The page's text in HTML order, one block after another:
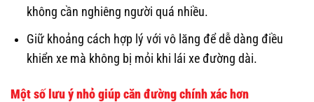
không cần nghiêng người quá nhiều.
Giữ khoảng cách hợp lý với vô lăng để dễ dàng điều
khiển xe mà không bị mỏi khi lái xe đường dài.
Một số lưu ý nhỏ giúp căn đường chính xác hơn